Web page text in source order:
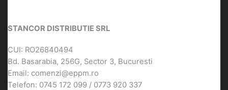
STANCOR DISTRIBUTIE SRL
CUI: RO26840494
Bd. Basarabia, 256G, Sector 3, Bucuresti
Email: comenzi@eppm.ro
Telefon: 0745 172 099 / 0773 920 337